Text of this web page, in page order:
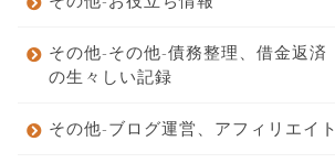
その他-その他-債務整理、借金返済
の生々しい記録
その他-ブログ運営、アフィリエイト